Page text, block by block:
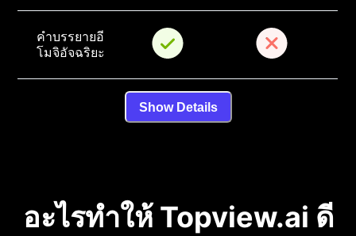
คำบรรยายอี
โมจิอัจฉริยะ
Show Details
อะไรทำให้ Topview.ai ดี